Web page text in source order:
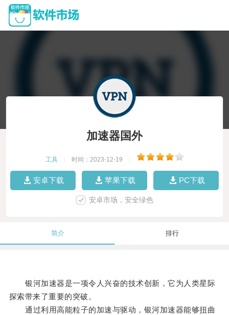
加速器国外
工具 时间：2023-12-19
安卓下载 苹果下载 PC下载
安卓市场，安全绿色
简介 排行
银河加速器是一项令人兴奋的技术创新，它为人类星际
探索带来了重要的突破。
通过利用高能粒子的加速与驱动，银河加速器能够扭曲